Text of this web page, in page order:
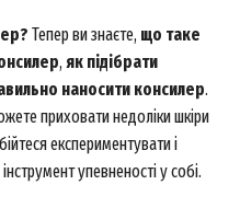
Тепер ви знаєте, що таке
, як підібрати
наносити консилер.
приховати недоліки шкіри
експериментувати і
упевненості у собі.